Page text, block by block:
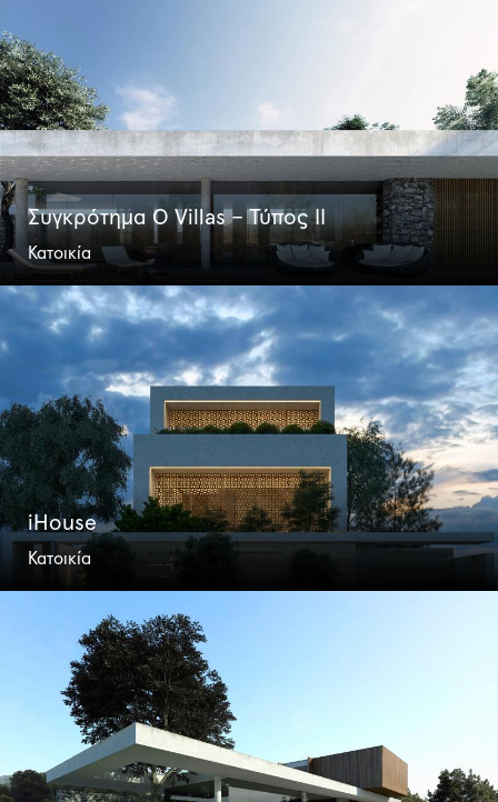
Συγκρότημα O Villas – Τύπος II
Κατοικία
iHouse
Κατοικία